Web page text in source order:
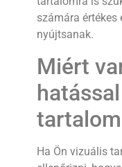
számára
nyújtsanak.
Miért
Ha Ön vizuális